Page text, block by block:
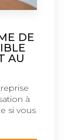
DE
AU
à
si vous